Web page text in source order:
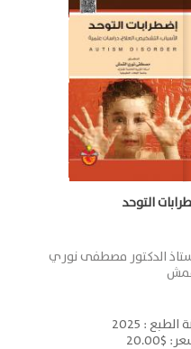
التوحد
الدكتور مصطفى نوري
الطبع : 2025
$20.00